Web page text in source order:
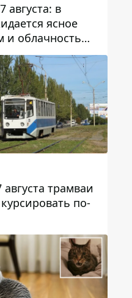
августа: в
ясное
и облачность
трамваи
по-